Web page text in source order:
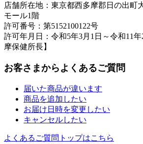
店舗所在地：東京都西多摩郡日の出町
モール1階
許可番号：第5152100122号
許可年月日：令和5年3月1日～令和11
摩保健所長】
お客さまからよくあるご質問
届いた商品が違います
商品を追加したい
お届け日時を変更したい
キャンセルしたい
よくあるご質問トップはこちら